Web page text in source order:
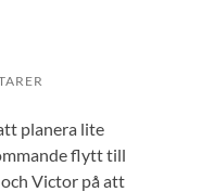
planera lite
flytt till
och Victor på att